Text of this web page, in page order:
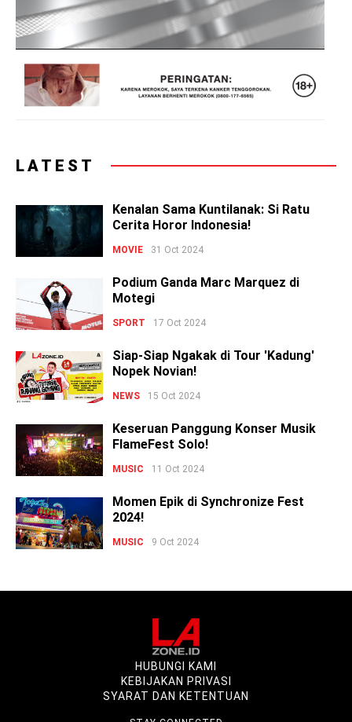
LATEST
Kenalan Sama Kuntilanak: Si Ratu
Cerita Horor Indonesia!
MOVIE 31 Oct 2024
Podium Ganda Marc Marquez di
Motegi
SPORT 17 Oct 2024
Siap-Siap Ngakak di Tour 'Kadung'
Nopek Novian!
NEWS 15 Oct 2024
Keseruan Panggung Konser Musik
FlameFest Solo!
MUSIC 11 Oct 2024
Momen Epik di Synchronize Fest
2024!
MUSIC 9 Oct 2024
HUBUNGI KAMI
KEBIJAKAN PRIVASI
SYARAT DAN KETENTUAN